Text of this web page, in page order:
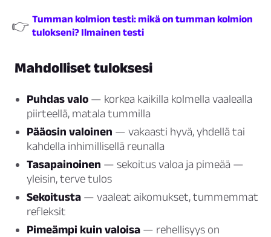
👉 Tumman kolmion testi: mikä on tumman kolmion
tulokseni? Ilmainen testi
Mahdolliset tuloksesi
Puhdas valo — korkea kaikilla kolmella vaalealla
piirteellä, matala tummilla
Pääosin valoinen — vakaasti hyvä, yhdellä tai
kahdella inhimillisellä reunalla
Tasapainoinen — sekoitus valoa ja pimeää —
yleisin, terve tulos
Sekoitusta — vaaleat aikomukset, tummemmat
refleksit
Pimeämpi kuin valoisa — rehellisyys on